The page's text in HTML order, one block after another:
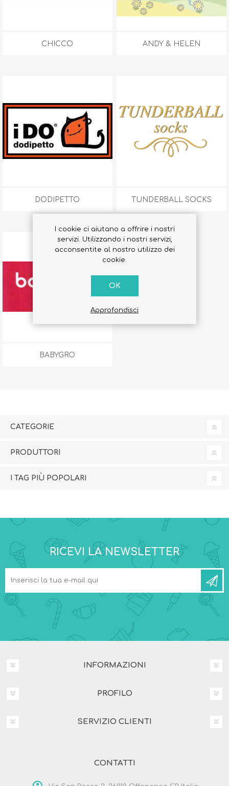
CHICCO ANDY & HELEN
DODIPETTO TUNDERBALL SOCKS
BABYGRO
CATEGORIE
PRODUTTORI
I TAG PIÙ POPOLARI
RICEVI LA NEWSLETTER
INFORMAZIONI
PROFILO
SERVIZIO CLIENTI
CONTATTI
I cookie ci aiutano a offrire i nostri
servizi. Utilizzando i nostri servizi,
acconsentite al nostro utilizzo dei
cookie.
OK
Approfondisci